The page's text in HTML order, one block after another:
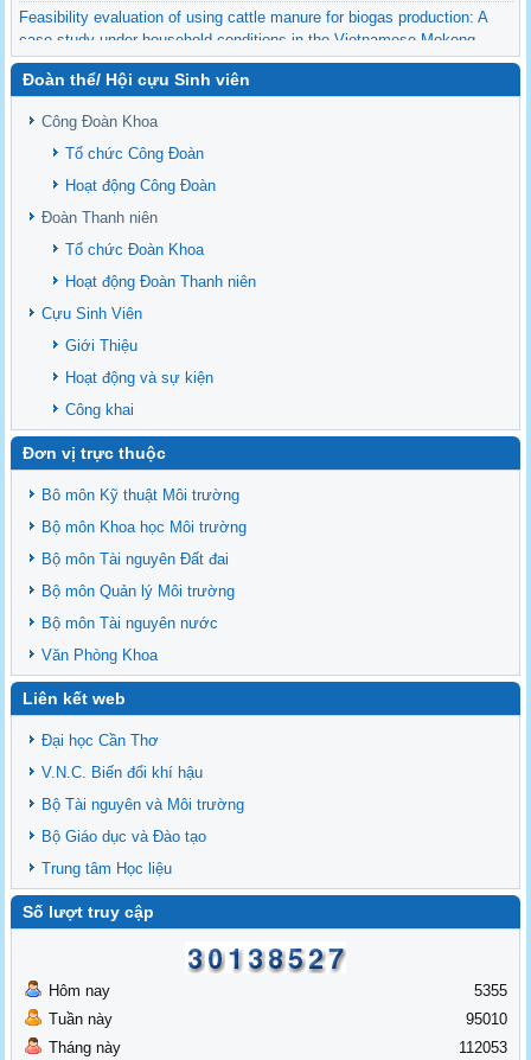
Feasibility evaluation of using cattle manure for biogas production: A
case study under household conditions in the Vietnamese Mekong
Delta
Sediment properties in flood-based farming systems in the Vietnamese
upstream Mekong Delta
Danh mục tạp chí xuất bản Quốc Tế 2026
Danh Mục các Đề Tài NCKH cấp Tỉnh năm 2024
Văn bản - Quy định
Ban chấp hành Đảng bộ khoa
Đoàn thể/ Hội cựu Sinh viên
Công Đoàn Khoa
Tổ chức Công Đoàn
Hoạt động Công Đoàn
Đoàn Thanh niên
Tổ chức Đoàn Khoa
Hoạt động Đoàn Thanh niên
Cựu Sinh Viên
Giới Thiệu
Hoạt động và sự kiện
Công khai
Đơn vị trực thuộc
Bô môn Kỹ thuật Môi trường
Bộ môn Khoa học Môi trường
Bộ môn Tài nguyên Đất đai
Bộ môn Quản lý Môi trường
Bộ môn Tài nguyên nước
Văn Phòng Khoa
Liên kết web
Đại học Cần Thơ
V.N.C. Biến đổi khí hậu
Bộ Tài nguyên và Môi trường
Bộ Giáo dục và Đào tạo
Trung tâm Học liệu
Số lượt truy cập
Hôm nay
Tuần này
Tháng này
5355
95010
112053